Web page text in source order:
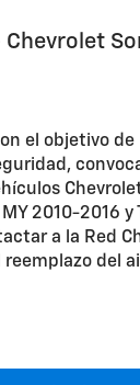
Chevrolet
el objetivo de
2010-2016 y
a la Red
del